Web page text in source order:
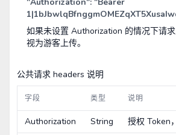
如果未设置 Authorization 的情况下请
视为游客上传。
公共请求 headers 说明
字段 类型 说明
Authorization String
授权 Token